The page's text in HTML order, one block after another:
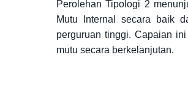
Perolehan Tipologi 2
Mutu Internal secara baik
perguruan tinggi. Capaian
mutu secara berkelanjutan.